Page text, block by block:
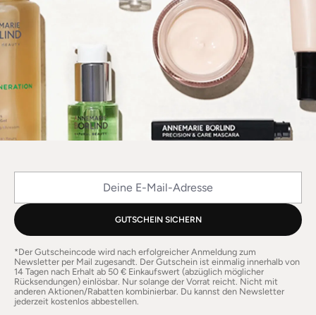
GUTSCHEIN SICHERN
*Der Gutscheincode wird nach erfolgreicher Anmeldung zum
Newsletter per Mail zugesandt. Der Gutschein ist einmalig innerhalb von
14 Tagen nach Erhalt ab 50 € Einkaufswert (abzüglich möglicher
Rücksendungen) einlösbar. Nur solange der Vorrat reicht. Nicht mit
anderen Aktionen/Rabatten kombinierbar. Du kannst den Newsletter
jederzeit kostenlos abbestellen.